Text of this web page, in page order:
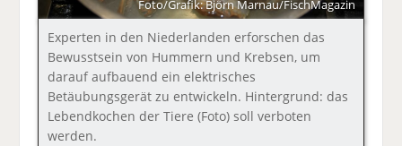
Foto/Grafik: Björn Marnau/FischMagazin
Experten in den Niederlanden erforschen das
Bewusstsein von Hummern und Krebsen, um
darauf aufbauend ein elektrisches
Betäubungsgerät zu entwickeln. Hintergrund: das
Lebendkochen der Tiere (Foto) soll verboten
werden.